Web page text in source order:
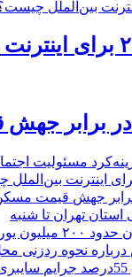
در برابر
مسئولیت
جهش قیمت
استان تهران تا شنبه
مجارستان
نحوه ردزنی